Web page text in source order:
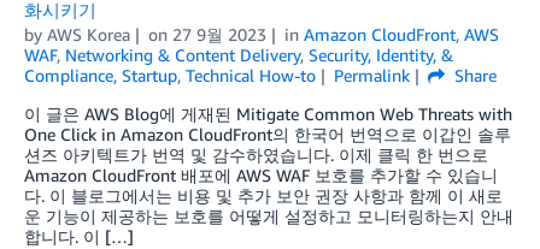
화시키기
by AWS Korea on 27 9월 2023 in Amazon CloudFront, AWS
WAF, Networking & Content Delivery, Security, Identity, &
Compliance, Startup, Technical How-to Permalink
Share
이 글은 AWS Blog에 게재된 Mitigate Common Web Threats with
One Click in Amazon CloudFront의 한국어 번역으로 이갑인 솔루
션즈 아키텍트가 번역 및 감수하였습니다. 이제 클릭 한 번으로
Amazon CloudFront 배포에 AWS WAF 보호를 추가할 수 있습니
다. 이 블로그에서는 비용 및 추가 보안 권장 사항과 함께 이 새로
운 기능이 제공하는 보호를 어떻게 설정하고 모니터링하는지 안내
합니다. 이 […]